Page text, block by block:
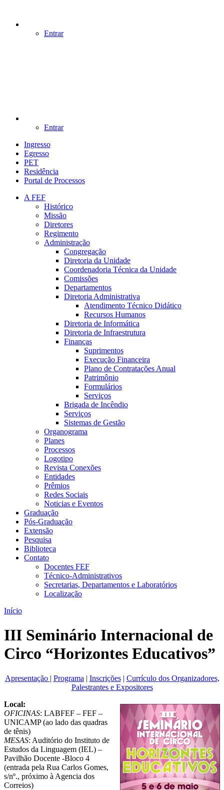
Entrar
Entrar
Ingresso
Egresso
PET
Residência
Portal de Processos
A FEF
Histórico
Missão
Diretores
Regimento
Administração
Congregação
Diretoria da Unidade
Coordenadoria Técnica da Unidade
Comissões
Departamentos
Diretoria Administrativa
Atendimento Técnico Didático
Recursos Humanos
Diretoria de Informática
Diretoria de Infraestrutura
Finanças
Suprimentos
Execução Financeira
Plano de Contratações Anual
Patrimônio
Formulários
Serviços
Brigada de Incêndio
Serviços
Sistemas de Gestão
Organograma
Planes
Processos
Logotipo
Revista Conexões
Entidades
Prêmios
Redes Sociais
Noticias e Eventos
Graduação
Pós-Graduação
Extensão
Pesquisa
Biblioteca
Contato
Docentes FEF
Técnico-Administrativos
Secretarias, Departamentos e Laboratórios
Localização
Início
III Seminário Internacional de
Circo “Horizontes Educativos”
Apresentação | Programa | Inscrições| Currículo dos Organizadores,
Palestrantes e Expositores
Local:
OFICINAS: LABFEF – FEF –
UNICAMP (ao lado das quadras
de tênis)
MESAS: Auditório do Instituto de
Estudos da Linguagem (IEL) –
Pavilhão Docente -Bloco 4
(entrada pela Rua Carlos Gomes,
s/nº., próximo à Agencia dos
Correios)